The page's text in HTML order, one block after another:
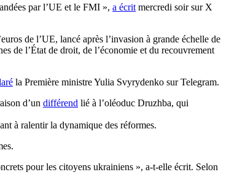
par l’UE et le FMI », a écrit mercredi soir sur X
de l’UE, lancé après l’invasion à grande échelle de
de l’État de droit, de l’économie et du recouvrement
la Première ministre Yulia Svyrydenko sur Telegram.
d’un différend lié à l’oléoduc Druzhba, qui
à ralentir la dynamique des réformes.
pour les citoyens ukrainiens », a-t-elle écrit. Selon